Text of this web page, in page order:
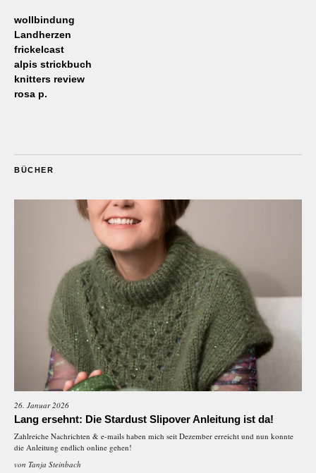
wollbindung
Landherzen
frickelcast
alpis strickbuch
knitters review
rosa p.
BÜCHER
26. Januar 2026
Lang ersehnt: Die Stardust Slipover Anleitung ist da!
Zahlreiche Nachrichten & e-mails haben mich seit Dezember erreicht und nun konnte
die Anleitung endlich online gehen!
von Tanja Steinbach